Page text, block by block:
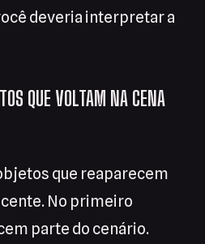
deveria interpretar a
QUE VOLTAM NA CENA
que reaparecem
No primeiro
parte do cenário.